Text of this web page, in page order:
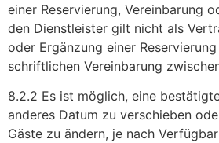
einer Reservierung, Vereinbarung
den Dienstleister gilt nicht als
oder Ergänzung einer
schriftlichen Vereinbarung
8.2.2 Es ist möglich, eine
anderes Datum zu verschieben
Gäste zu ändern, je nach